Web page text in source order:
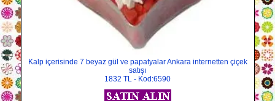
Kalp içerisinde 7 beyaz gül ve papatyalar Ankara internetten çiçek
satışı
1832 TL - Kod:6590